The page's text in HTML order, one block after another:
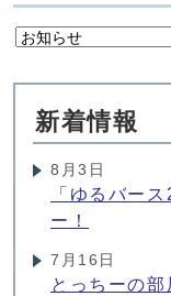
新着情報
8月3日
「ゆるバー
ー！
7月16日
とっちーの部